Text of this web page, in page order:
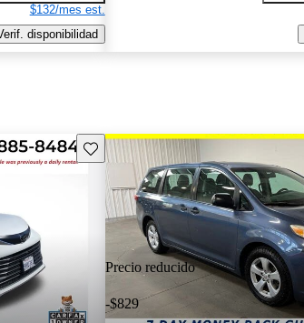
$132/mes est.
disponibilidad
Guarda este Aviso
Precio reducido
-$829